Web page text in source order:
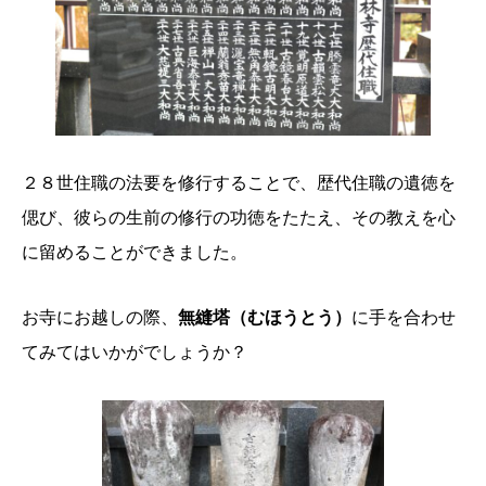
２８世住職の法要を修行することで、歴代住職の遺徳を
偲び、彼らの生前の修行の功徳をたたえ、その教えを心
に留めることができました。
お寺にお越しの際、 無縫塔（むほうとう） に手を合わせ
てみてはいかがでしょうか？